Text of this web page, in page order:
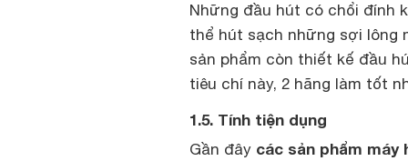
Những đầu hút có chổi đính
thể hút sạch những sợi lông
sản phẩm còn thiết kế đầu
tiêu chí này, 2 hãng làm tốt
1.5. Tính tiện dụng
Gần đây các sản phẩm